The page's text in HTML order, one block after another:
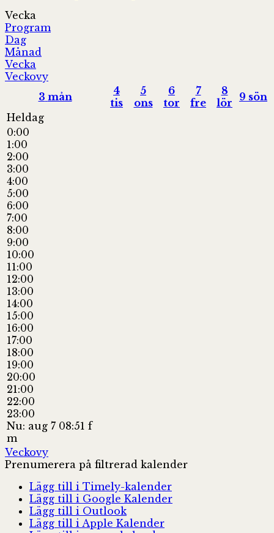
Vecka
Program
Dag
Månad
Vecka
Veckovy
3 mån
4
tis
5
ons
6
tor
7
fre
8
lör
9 sön
Heldag
0:00
1:00
2:00
3:00
4:00
5:00
6:00
7:00
8:00
9:00
10:00
11:00
12:00
13:00
14:00
15:00
16:00
17:00
18:00
19:00
20:00
21:00
22:00
23:00
Nu: aug 7 08:51 f
m
Veckovy
Prenumerera på filtrerad kalender
Lägg till i Timely-kalender
Lägg till i Google Kalender
Lägg till i Outlook
Lägg till i Apple Kalender